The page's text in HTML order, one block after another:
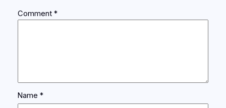
Comment *
Name *